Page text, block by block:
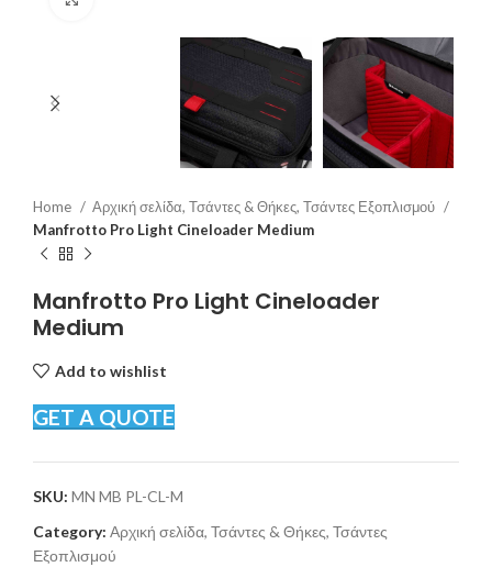
Home
Αρχική σελίδα, Τσάντες & Θήκες, Τσάντες Εξοπλισμού
Manfrotto Pro Light Cineloader Medium
Manfrotto Pro Light Cineloader
Medium
Add to wishlist
GET A QUOTE
SKU: MN MB PL-CL-M
Category: Αρχική σελίδα, Τσάντες & Θήκες, Τσάντες
Εξοπλισμού